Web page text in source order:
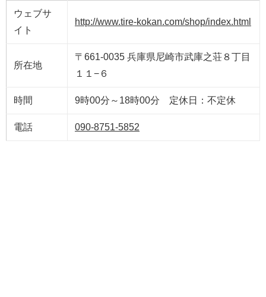
ウェブサ
イト
http://www.tire-kokan.com/shop/index.html
所在地
〒661-0035 兵庫県尼崎市武庫之荘８丁目
１１−６
時間 9時00分～18時00分 定休日：不定休
電話 090-8751-5852